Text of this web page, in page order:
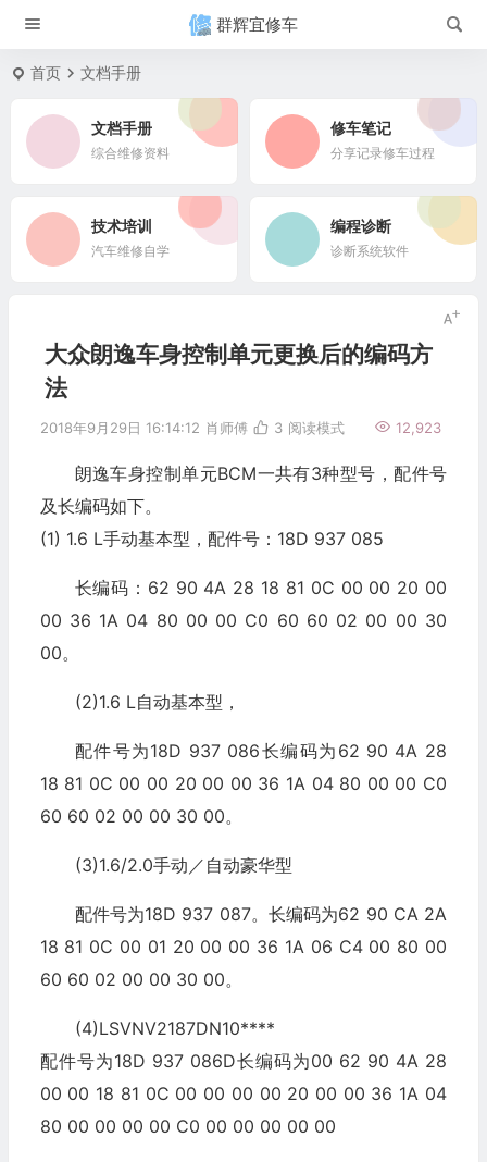
群辉宜修车
首页 文档手册
文档手册
综合维修资料
修车笔记
分享记录修车过程
技术培训
汽车维修自学
编程诊断
诊断系统软件
大众朗逸车身控制单元更换后的编码方
法
2018年9月29日 16:14:12 肖师傅 12,923
3 阅读模式
朗逸车身控制单元BCM一共有3种型号，配件号
及长编码如下。
(1) 1.6 L手动基本型，配件号：18D 937 085
长编码：62 90 4A 28 18 81 0C 00 00 20 00
00 36 1A 04 80 00 00 C0 60 60 02 00 00 30
00。
(2)1.6 L自动基本型，
配件号为18D 937 086长编码为62 90 4A 28
18 81 0C 00 00 20 00 00 36 1A 04 80 00 00 C0
60 60 02 00 00 30 00。
(3)1.6/2.0手动／自动豪华型
配件号为18D 937 087。长编码为62 90 CA 2A
18 81 0C 00 01 20 00 00 36 1A 06 C4 00 80 00
60 60 02 00 00 30 00。
(4)LSVNV2187DN10****
配件号为18D 937 086D长编码为00 62 90 4A 28
00 00 18 81 0C 00 00 00 00 20 00 00 36 1A 04
80 00 00 00 00 C0 00 00 00 00 00